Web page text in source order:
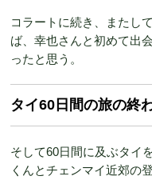
コラートに続き、またし
ば、幸也さんと初めて出
ったと思う。
タイ60日間の旅の終
そして60日間に及ぶタイ
くんとチェンマイ近郊の